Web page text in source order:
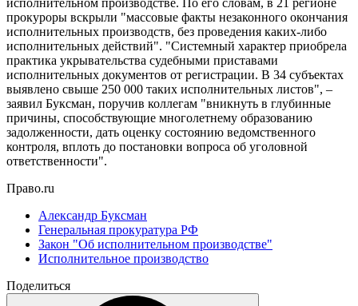
прокуроры вскрыли "массовые факты незаконного окончания
исполнительных производств, без проведения каких-либо
исполнительных действий". "Системный характер приобрела
практика укрывательства судебными приставами
исполнительных документов от регистрации. В 34 субъектах
выявлено свыше 250 000 таких исполнительных листов", –
заявил Буксман, поручив коллегам "вникнуть в глубинные
причины, способствующие многолетнему образованию
задолженности, дать оценку состоянию ведомственного
контроля, вплоть до постановки вопроса об уголовной
ответственности".
Право.ru
Александр Буксман
Генеральная прокуратура РФ
Закон "Об исполнительном производстве"
Исполнительное производство
Поделиться